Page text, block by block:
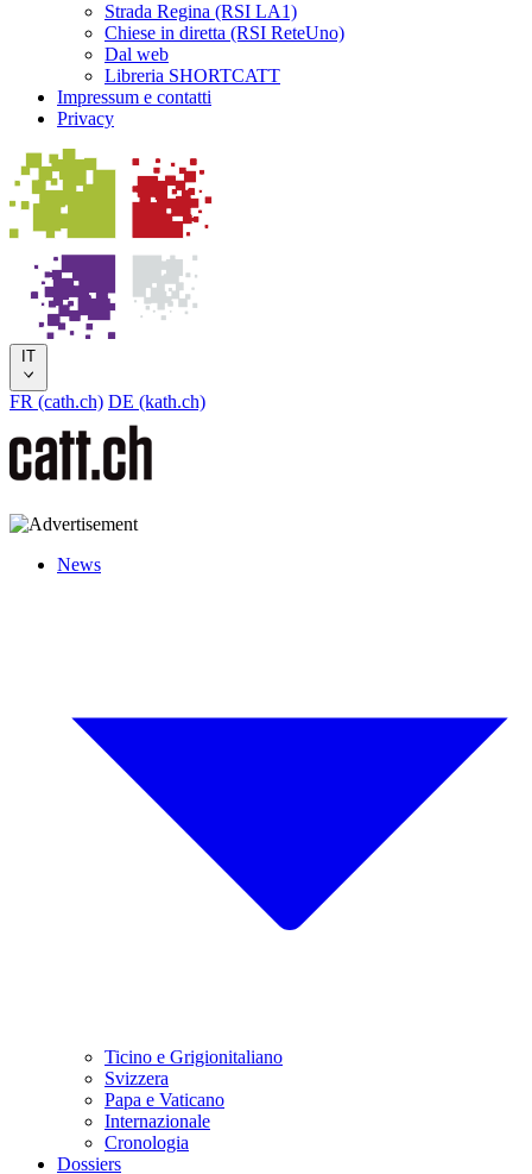
Strada Regina (RSI LA1)
Chiese in diretta (RSI ReteUno)
Dal web
Libreria SHORTCATT
Impressum e contatti
Privacy
IT
FR (cath.ch) DE (kath.ch)
News
Ticino e Grigionitaliano
Svizzera
Papa e Vaticano
Internazionale
Cronologia
Dossiers